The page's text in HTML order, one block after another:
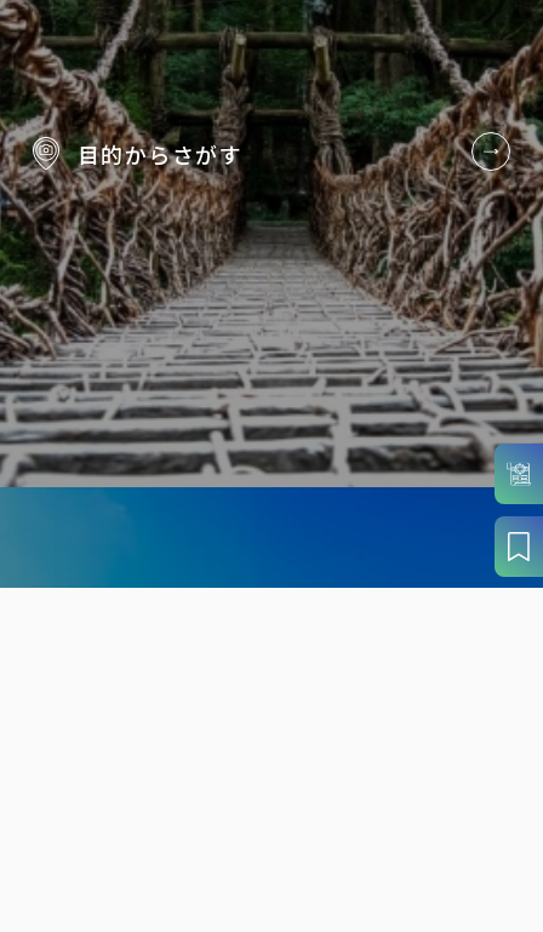
目的からさがす